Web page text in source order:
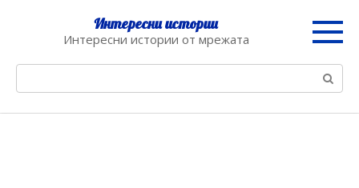
Интересни истории
Интересни истории от мрежата